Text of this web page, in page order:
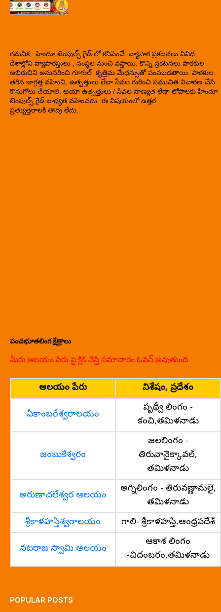
గమనిక : హిందూ టెంపుల్స్ గైడ్ లో కనిపించే వ్యాపార ప్రకటనలు వివిధ
దేశాల్లోని వ్యాపారస్తులు , సంస్థల నుంచి వస్తాయి. కొన్ని ప్రకటనలు పాఠకుల
అభిరుచిని అనుసరించి గూగుల్ కృత్రిమ మేధస్సుతో పంపబడతాయి. పాఠకుల
తగిన జాగ్రత్త వహించి, ఉత్పత్తులు లేదా సేవల గురించి సముచిత విచారణ చేసి
కొనుగోలు చేయాలి. ఆయా ఉత్పత్తులు / సేవల నాణ్యత లేదా లోపాలకు హిందూ
టెంపుల్స్ గైడ్ బాధ్యత వహించదు. ఈ విషయంలో ఉత్తర
ప్రత్యుత్తరాలకి తావు లేదు.
పంచభూతలింగ క్షేత్రాలు
మీరు ఆలయం పేరు పై క్లిక్ చేస్తే సమాచారం ఓపెన్ అవుతుంది
ఆలయం పేరు విశేషం, ప్రదేశం
ఏకాంబరేశ్వరాలయం
పృథ్వీ లింగం -
కంచి,తమిళనాడు
జంబుకేశ్వరం
జలలింగం -
తిరువానైక్కావల్,
తమిళనాడు
అరుణాచలేశ్వర ఆలయం
అగ్నిలింగం - తిరువణ్ణామలై,
తమిళనాడు
శ్రీకాళహస్తిశ్వరాలయం
గాలి- శ్రీకాళహస్తి,ఆంధ్రప్రదేశ్
నటరాజ స్వామి ఆలయం
ఆకాశ లింగం
-చిదంబరం,తమిళనాడు
POPULAR POSTS